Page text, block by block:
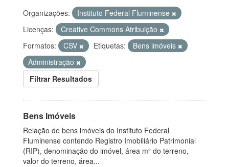
Organizações:
Instituto Federal Fluminense
Licenças:
Creative Commons Atribuição
Formatos:
CSV Etiquetas:
Bens imóveis
Administração
Filtrar Resultados
Bens Imóveis
Relação de bens imóveis do Instituto Federal
Fluminense contendo Registro Imobiliário Patrimonial
(RIP), denominação do imóvel, área m² do terreno,
valor do terreno, área...